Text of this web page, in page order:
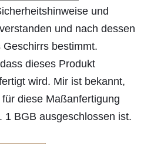
und
und nach dessen
bestimmt.
dieses Produkt
wird. Mir ist bekannt,
diese Maßanfertigung
1 BGB ausgeschlossen ist.